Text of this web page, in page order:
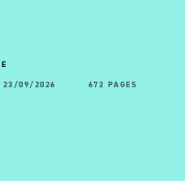
23/09/2026
672 PAGES